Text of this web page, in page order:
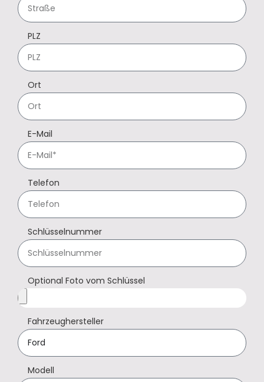
PLZ
Ort
E-Mail
Telefon
Schlüsselnummer
Optional Foto vom Schlüssel
Fahrzeughersteller
Modell